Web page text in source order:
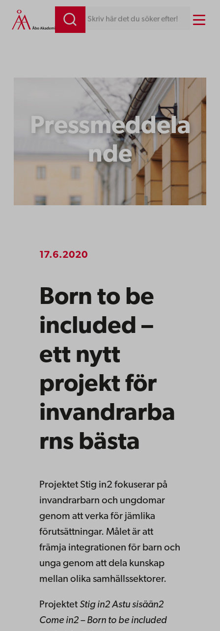
Hoppa
till
Skriv här det du söker efter! Menu
Pressmeddela
nde
17.6.2020
Born to be
included –
ett nytt
projekt för
invandrarba
rns bästa
Projektet Stig in2 fokuserar på
invandrarbarn och ungdomar
genom att verka för jämlika
förutsättningar. Målet är att
främja integrationen för barn och
unga genom att dela kunskap
mellan olika samhällssektorer.
Projektet Stig in2 Astu sisään2
Come in2 – Born to be included